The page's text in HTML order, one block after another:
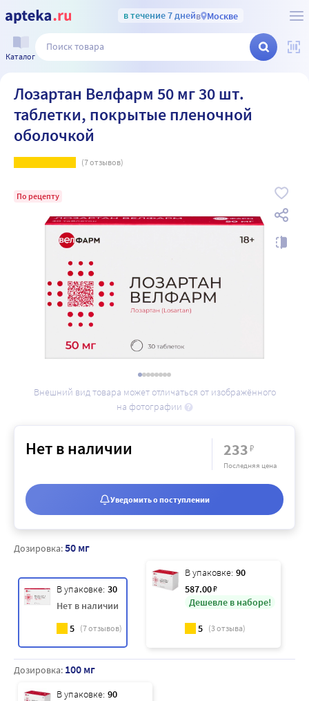
в течение 7 днейв Москве
Каталог
Лозартан Велфарм 50 мг 30 шт.
таблетки, покрытые пленочной
оболочкой
(7отзывов)
По рецепту
Внешний вид товара может отличаться от изображённого
на фотографии
Дозировка:50 мг
В упаковке: 30
Нет в наличии
5 (7отзывов)
В упаковке: 90
587.00₽
Дешевле в наборе!
5 (3отзыва)
Дозировка: 100 мг
В упаковке: 90
Нет в наличии 233₽
Последняя цена
Уведомить о поступлении